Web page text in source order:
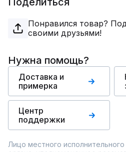
Понравился товар?
своими друзьями!
Нужна помощь?
Доставка и
примерка
Центр
поддержки
Лицо местного